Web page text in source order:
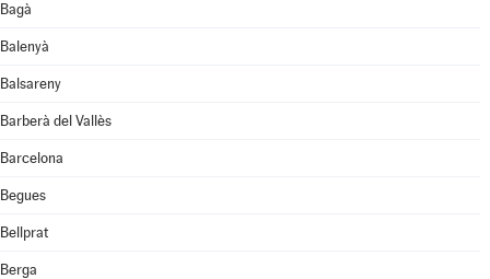
Bagà
Balenyà
Balsareny
Barberà del Vallès
Barcelona
Begues
Bellprat
Berga